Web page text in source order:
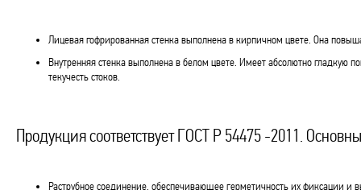
Лицевая гофрированная стенка выполнена в кирпичном цвете. Она
Внутренняя стенка выполнена в белом цвете. Имеет абсолютно гладкую
текучесть стоков.
Продукция соответствует ГОСТ Р 54475 -2011.
Раструбное соединение, обеспечивающее герметичность их фиксации и